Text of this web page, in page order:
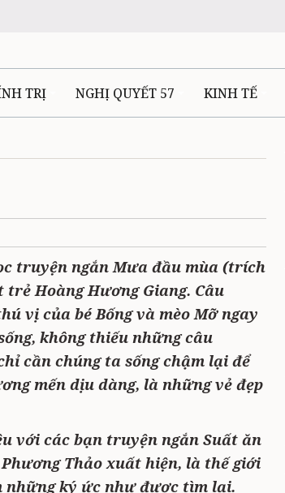
TRỊ NGHỊ QUYẾT 57 KINH TẾ
truyện ngắn Mưa đầu mùa (trích
Hoàng Hương Giang. Câu
vị của bé Bống và mèo Mỡ ngay
không thiếu những câu
cần chúng ta sống chậm lại để
mến dịu dàng, là những vẻ đẹp
với các bạn truyện ngắn Suất ăn
Thảo xuất hiện, là thế giới
những ký ức như được tìm lại.